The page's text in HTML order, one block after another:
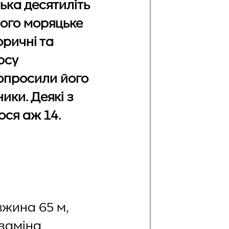
десятиліть
моряцьке
та
його
Деякі з
аж 14.
65 м,